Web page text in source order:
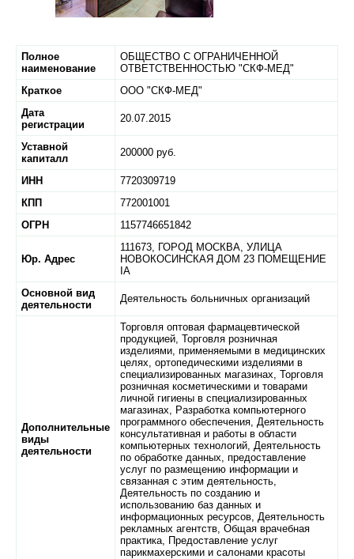
Полное
наименование
ОБЩЕСТВО С ОГРАНИЧЕННОЙ
ОТВЕТСТВЕННОСТЬЮ "СКФ-МЕД"
Краткое
ООО "СКФ-МЕД"
Дата
регистрации
20.07.2015
Уставной
капиталл
200000 руб.
ИНН
7720309719
КПП
772001001
ОГРН
1157746651842
Юр. Адрес
111673, ГОРОД МОСКВА, УЛИЦА
НОВОКОСИНСКАЯ ДОМ 23 ПОМЕЩЕНИЕ
IA
Основной вид
деятельности
Деятельность больничных организаций
Дополнительные
виды
деятельности
Торговля оптовая фармацевтической
продукцией, Торговля розничная
изделиями, применяемыми в медицинских
целях, ортопедическими изделиями в
специализированных магазинах, Торговля
розничная косметическими и товарами
личной гигиены в специализированных
магазинах, Разработка компьютерного
программного обеспечения, Деятельность
консультативная и работы в области
компьютерных технологий, Деятельность
по обработке данных, предоставление
услуг по размещению информации и
связанная с этим деятельность,
Деятельность по созданию и
использованию баз данных и
информационных ресурсов, Деятельность
рекламных агентств, Общая врачебная
практика, Предоставление услуг
парикмахерскими и салонами красоты